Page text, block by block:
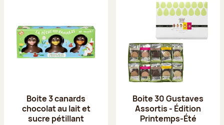
Boite 3 canards
chocolat au lait et
sucre pétillant
Boite 30 Gustaves
Assortis - Édition
Printemps-Été